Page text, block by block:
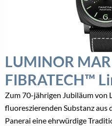
LUMINOR
FIBRATECH™
Zum 70-jährigen Jubiläum von
fluoreszierenden Substanz aus
Panerai eine ehrwürdige